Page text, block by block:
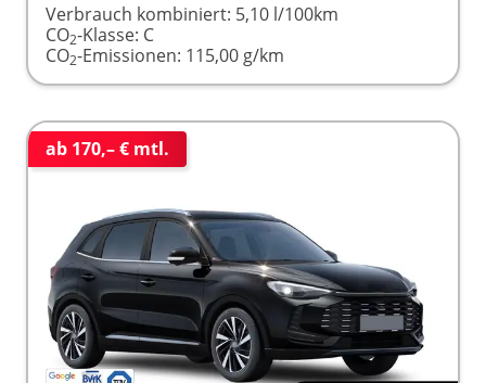
Verbrauch kombiniert: 5,10 l/100km
CO2-Klasse: C
CO2-Emissionen: 115,00 g/km
ab 170,– € mtl.